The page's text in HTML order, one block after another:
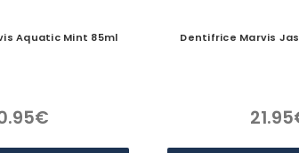
Aquatic Mint 85ml Dentifrice Marvis